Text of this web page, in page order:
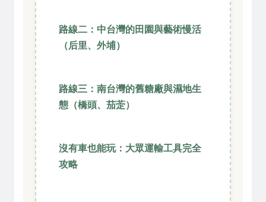
路線二：中台灣的田園與藝術慢活
（后里、外埔）
路線三：南台灣的舊糖廠與濕地生
態（橋頭、茄萣）
沒有車也能玩：大眾運輸工具完全
攻略